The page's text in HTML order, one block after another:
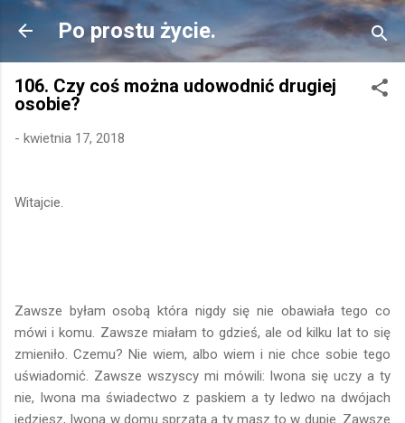
Przejdź do głównej zawartości
Po prostu życie.
106. Czy coś można udowodnić drugiej
osobie?
- kwietnia 17, 2018
Witajcie.
Zawsze byłam osobą która nigdy się nie obawiała tego co
mówi i komu. Zawsze miałam to gdzieś, ale od kilku lat to się
zmieniło. Czemu? Nie wiem, albo wiem i nie chce sobie tego
uświadomić. Zawsze wszyscy mi mówili: Iwona się uczy a ty
nie, Iwona ma świadectwo z paskiem a ty ledwo na dwójach
jedziesz, Iwona w domu sprząta a ty masz to w dupie. Zawsze